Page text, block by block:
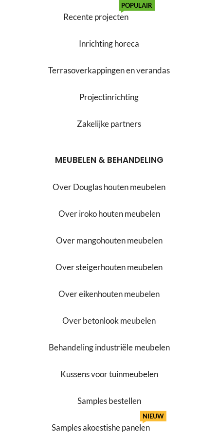
Recente projecten
POPULAIR
Inrichting horeca
Terrasoverkappingen en verandas
Projectinrichting
Zakelijke partners
MEUBELEN & BEHANDELING
Over Douglas houten meubelen
Over iroko houten meubelen
Over mangohouten meubelen
Over steigerhouten meubelen
Over eikenhouten meubelen
Over betonlook meubelen
Behandeling industriële meubelen
Kussens voor tuinmeubelen
Samples bestellen
Samples akoestishe panelen
NIEUW